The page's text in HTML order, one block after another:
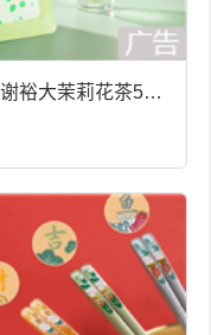
裕大茉莉花茶50g